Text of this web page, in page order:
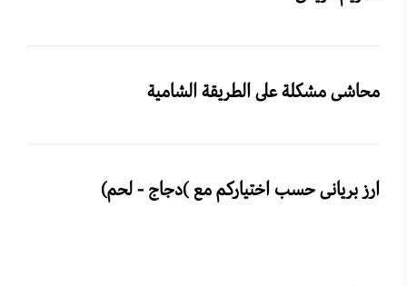
محاشى مشكلة على الطريقة الشامية
ارز بريانى حسب اختياركم مع )دجاج - لحم)